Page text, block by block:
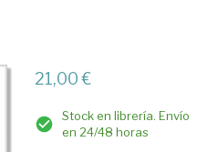
21,00 €
Stock en librería. Envío
en 24/48 horas